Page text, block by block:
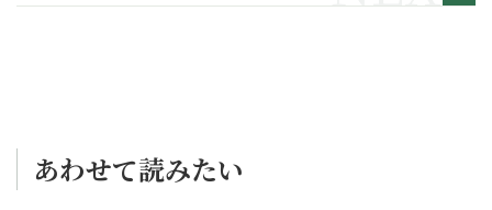
あわせて読みたい